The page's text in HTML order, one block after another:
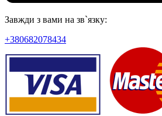
Завжди з вами на зв`язку:
+380682078434